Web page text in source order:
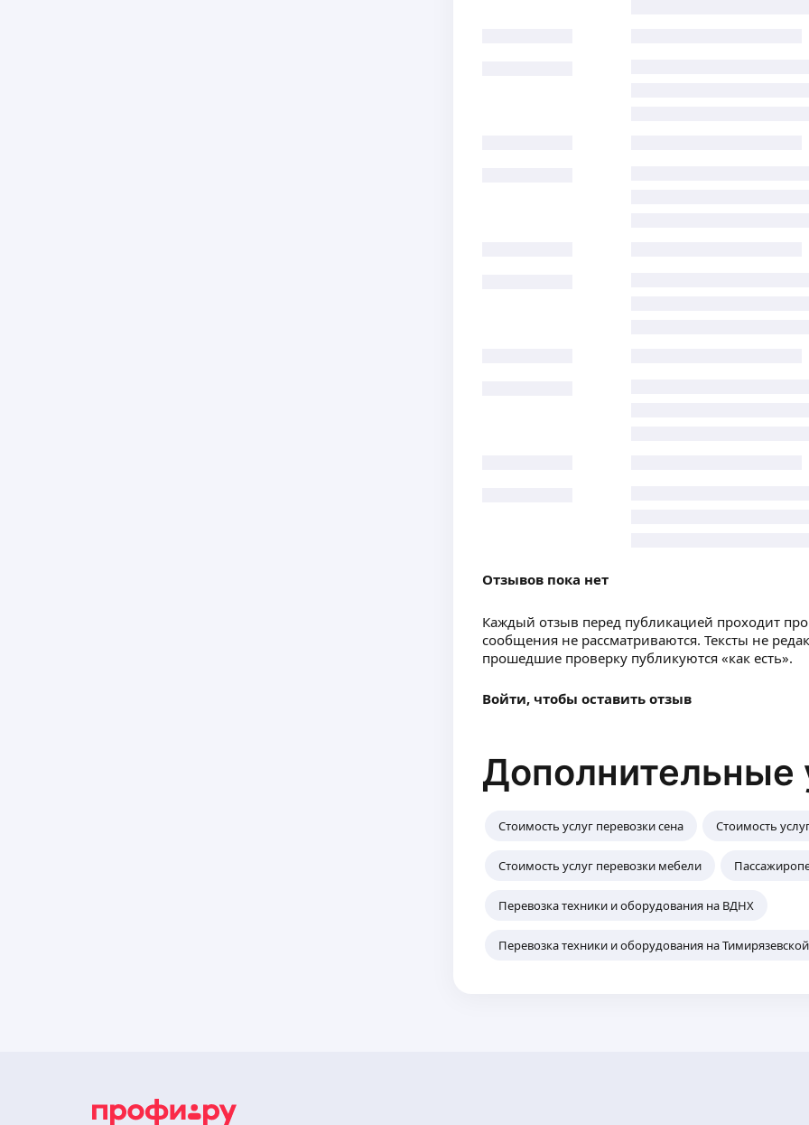
Отзывов пока нет
Каждый отзыв перед публикацией проходит
сообщения не рассматриваются. Тексты не
прошедшие проверку публикуются «как есть».
Войти, чтобы оставить отзыв
Дополнительные
Стоимость услуг перевозки сена Стоимость
Стоимость услуг перевозки мебели
Перевозка техники и оборудования на ВДНХ
Перевозка техники и оборудования на Тимирязевской